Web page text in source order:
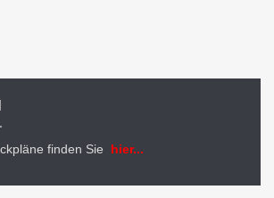
finden Sie hier...